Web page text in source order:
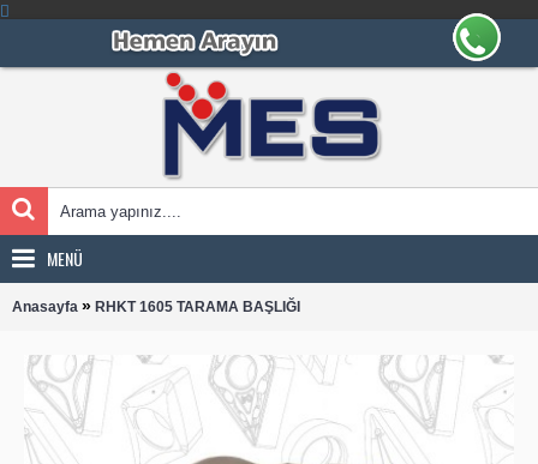
MENÜ
Anasayfa » RHKT 1605 TARAMA BAŞLIĞI